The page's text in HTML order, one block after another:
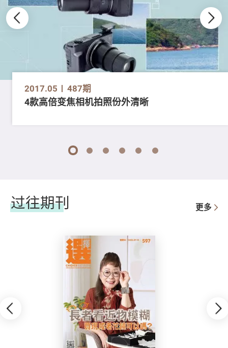
2017.05 487期
4款高倍变焦相机拍照份外清晰
1 2 3 4 5 6
过往期刊 更多